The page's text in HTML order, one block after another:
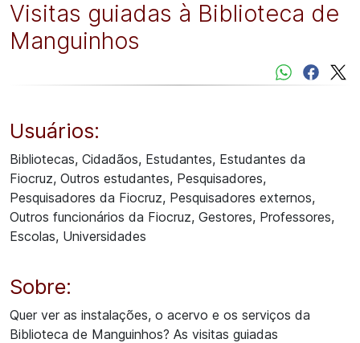
Visitas guiadas à Biblioteca de
Manguinhos
Usuários:
Bibliotecas, Cidadãos, Estudantes, Estudantes da
Fiocruz, Outros estudantes, Pesquisadores,
Pesquisadores da Fiocruz, Pesquisadores externos,
Outros funcionários da Fiocruz, Gestores, Professores,
Escolas, Universidades
Sobre:
Quer ver as instalações, o acervo e os serviços da
Biblioteca de Manguinhos? As visitas guiadas